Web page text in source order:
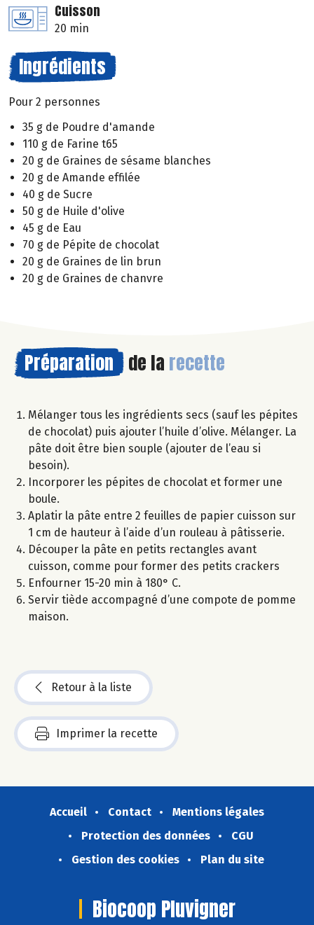
Cuisson
20 min
Ingrédients
Pour 2 personnes
35 g de Poudre d'amande
110 g de Farine t65
20 g de Graines de sésame blanches
20 g de Amande effilée
40 g de Sucre
50 g de Huile d'olive
45 g de Eau
70 g de Pépite de chocolat
20 g de Graines de lin brun
20 g de Graines de chanvre
Préparation de la recette
Mélanger tous les ingrédients secs (sauf les pépites
de chocolat) puis ajouter l’huile d’olive. Mélanger. La
pâte doit être bien souple (ajouter de l’eau si
besoin).
Incorporer les pépites de chocolat et former une
boule.
Aplatir la pâte entre 2 feuilles de papier cuisson sur
1 cm de hauteur à l’aide d’un rouleau à pâtisserie.
Découper la pâte en petits rectangles avant
cuisson, comme pour former des petits crackers
Enfourner 15-20 min à 180° C.
Servir tiède accompagné d’une compote de pomme
maison.
Retour à la liste
Imprimer la recette
Accueil Contact
Mentions légales
Protection des données
CGU
Gestion des cookies
Plan du site
Biocoop Pluvigner